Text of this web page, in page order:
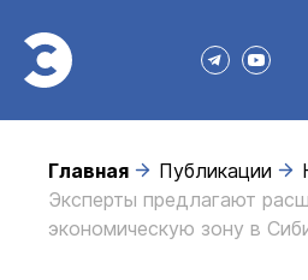
Главная Публикации
Эксперты предлагают
экономическую зону в